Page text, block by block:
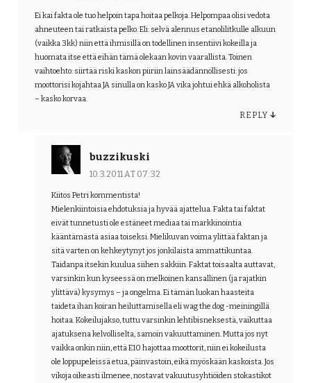
Ei kai fakta ole tuo helpoin tapa hoitaa pelkoja. Helpompaa olisi vedota
ahneuteen tai ratkaista pelko. Eli: selvä alennus etanolilitkulle alkuun
(vaikka 3kk) niin että ihmisillä on todellinen insentiivi kokeilla ja
huomata itse että eihän tämä olekaan kovin vaarallista. Toinen
vaihtoehto: siirtää riski kaskon piiriin lainsäädännöllisesti: jos
moottorisi kojahtaa JA sinulla on kasko JA vika johtui ehkä alkoholista
– kasko korvaa.
REPLY ↓
buzzikuski
10.3.2011 AT 07:32
Kiitos Petri kommentista!
Mielenkiintoisia ehdotuksia ja hyvää ajattelua. Fakta tai faktat
eivät tunnetusti ole estäneet mediaa tai markkinointia
kääntämästä asiaa toiseksi. Mielikuvan voima ylittää faktan ja
sitä varten on kehkeytynyt jos jonkilaista ammattikuntaa.
Taidanpa itsekin kuulua siihen sakkiin. Faktat toisaalta auttavat,
varsinkin kun kyseessä on melkoinen kansallinen (ja rajatkin
ylittävä) kysymys – ja ongelma. Ei tämän luokan haasteita
taideta ihan koiran heiluttamisella eli wag the dog -meiningillä
hoitaa. Kokeilujakso, tuttu varsinkin lehtibisneksestä, vaikuttaa
ajatuksena kelvolliselta, samoin vakuuttaminen. Mutta jos nyt
vaikka onkin niin, että E10 hajottaa moottorit, niin ei kokeilusta
ole loppupeleissä etua, päinvastoin, eikä myöskään kaskoista. Jos
vikoja oikeasti ilmenee, nostavat vakuutusyhtiöiden stokastikot